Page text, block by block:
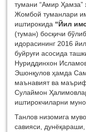
тумани “Амир
Жомбой туманлари
иштирокида “Йил
(туман) босқичи
идорасининг 2016
буйруғи асосида
Нуриддинхон
Эшонқулов ҳамда
маънавият ва
Сулаймон
иштирокчиларни
Танлов низомига
савияси, дунёқараши,